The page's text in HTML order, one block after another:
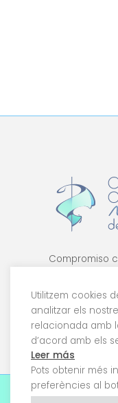
Compromiso
la tecnología.
Utilitzem cookies
analitzar els
relacionada amb
d’acord amb els
Leer más
Pots obtenir més
preferències al